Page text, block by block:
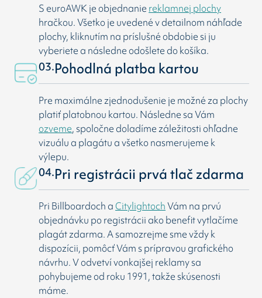
S euroAWK je objednanie reklamnej plochy
hračkou. Všetko je uvedené v detailnom náhľade
plochy, kliknutím na príslušné obdobie si ju
vyberiete a následne odošlete do košíka.
03.Pohodlná platba kartou
Pre maximálne zjednodušenie je možné za plochy
platiť platobnou kartou. Následne sa Vám
ozveme, spoločne doladíme záležitosti ohľadne
vizuálu a plagátu a všetko nasmerujeme k
výlepu.
04.Pri registrácii prvá tlač zdarma
Pri Billboardoch aCitylightochVám na prvú
objednávku po registrácii ako benefit vytlačíme
plagát zdarma. A samozrejme sme vždy k
dispozícii, pomôcť Vám s prípravou grafického
návrhu. V odvetví vonkajšej reklamy sa
pohybujeme od roku 1991, takže skúsenosti
máme.